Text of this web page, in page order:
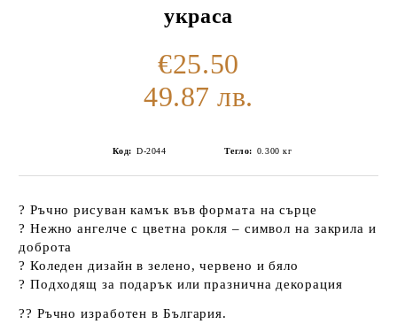
украса
€25.50
49.87 лв.
Код: D-2044 Тегло: 0.300 кг
? Ръчно рисуван камък във формата на сърце
? Нежно ангелче с цветна рокля – символ на закрила и
доброта
? Коледен дизайн в зелено, червено и бяло
? Подходящ за подарък или празнична декорация
?? Ръчно изработен в България.